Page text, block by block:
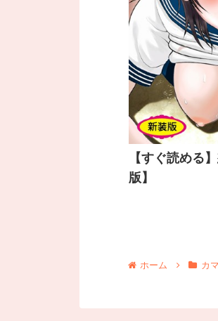
【すぐ読める
版】
ホーム カ